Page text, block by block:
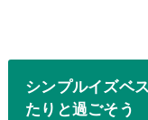
シンプルイズベ
たりと過ごそう